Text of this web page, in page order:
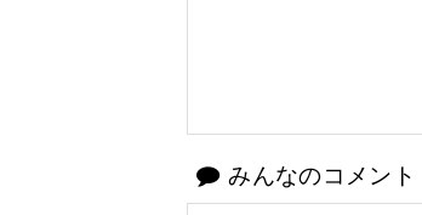
みんなのコメント